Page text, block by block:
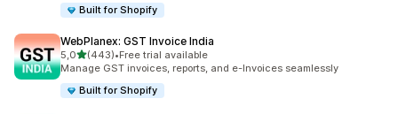
Built for Shopify
WebPlanex: GST Invoice India
5,0/ 5 tähteä
(443)
443 arvostelua yhteensä
•Free trial available
Manage GST invoices, reports, and e-Invoices seamlessly
Built for Shopify